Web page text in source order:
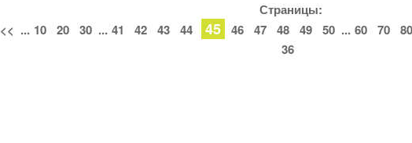
Страницы:
<< ... 10 20 30 ... 41 42 43 44 45 46 47 48 49 50 ... 60 70 80
36